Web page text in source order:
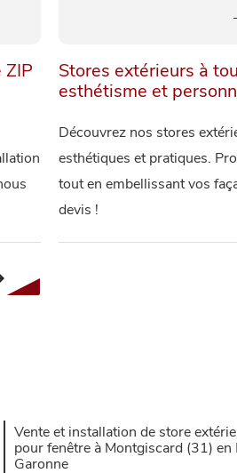
ZIP
Stores extérieurs à
esthétisme et
Découvrez nos stores
esthétiques et pratiques.
tout en embellissant vos
devis !
Vente et installation de store
pour fenêtre à Montgiscard (31) en
Garonne